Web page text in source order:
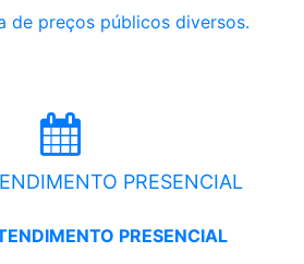
de preços públicos diversos.
PRESENCIAL
PRESENCIAL